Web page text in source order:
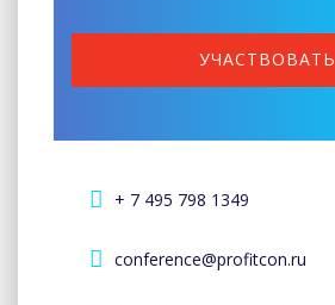
УЧАСТВОВАТЬ
+ 7 495 798 1349
conference@profitcon.ru